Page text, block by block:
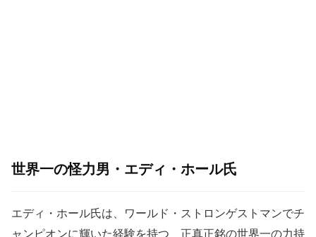
世界一の怪力男・エディ・ホール氏
エディ・ホール氏は、ワールド・ストロンゲストマンでチ
ャンピオンに輝いた経験を持つ、正真正銘の世界一の力持